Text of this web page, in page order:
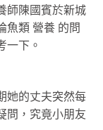
師陳國賓於新城
魚類 營養 的問
一下。
她的丈夫突然每
問，究竟小朋友